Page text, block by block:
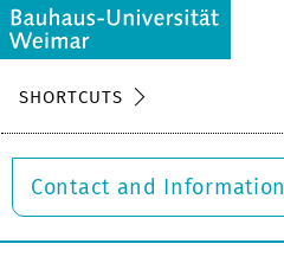
SHORTCUTS
Contact and Information